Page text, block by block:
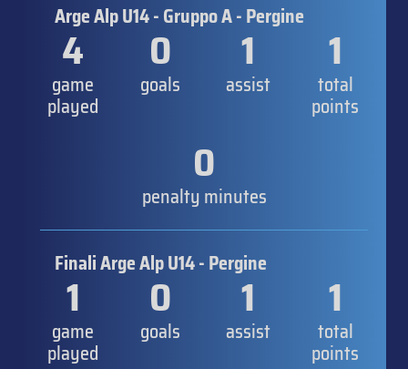
Arge Alp U14 - Gruppo A - Pergine
4
game
played
0
goals
1
assist
1
total
points
0
penalty minutes
Finali Arge Alp U14 - Pergine
1
game
played
0
goals
1
assist
1
total
points